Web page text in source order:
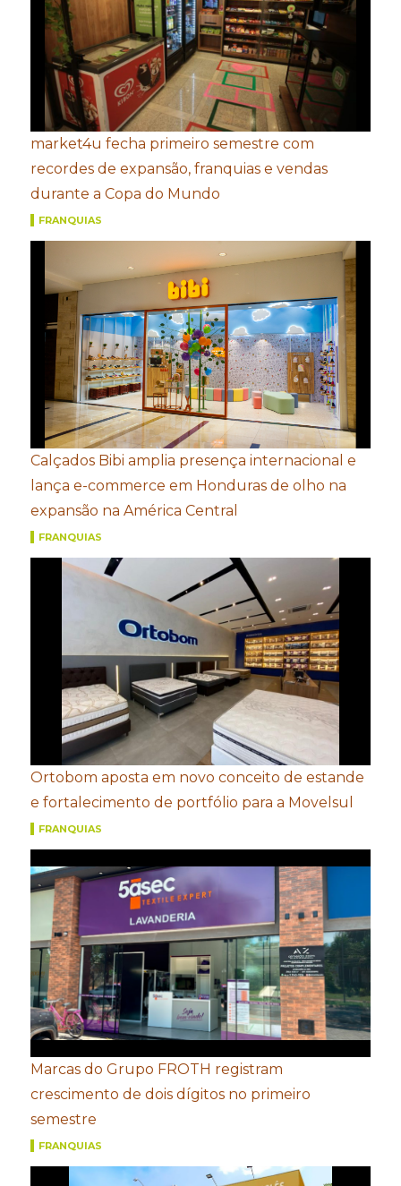
market4u fecha primeiro semestre com
recordes de expansão, franquias e vendas
durante a Copa do Mundo
FRANQUIAS
Calçados Bibi amplia presença internacional e
lança e-commerce em Honduras de olho na
expansão na América Central
FRANQUIAS
Ortobom aposta em novo conceito de estande
e fortalecimento de portfólio para a Movelsul
FRANQUIAS
Marcas do Grupo FROTH registram
crescimento de dois dígitos no primeiro
semestre
FRANQUIAS